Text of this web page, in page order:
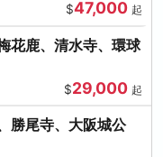
$47,000 起
花鹿、清水寺、環球
$29,000 起
勝尾寺、大阪城公